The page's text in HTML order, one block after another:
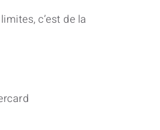
c’est de la